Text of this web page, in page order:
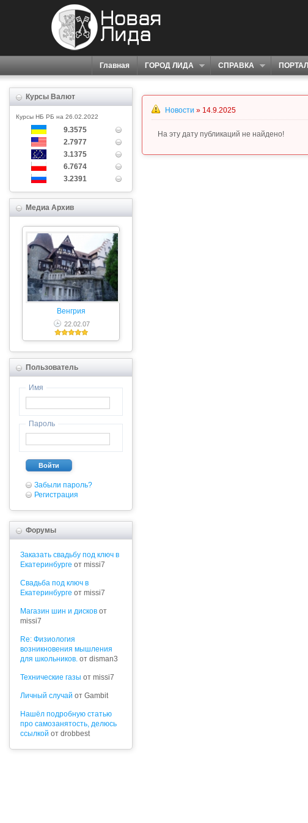
Главная ГОРОД ЛИДА СПРАВКА ПОРТАЛ
Курсы Валют
Курсы НБ РБ на 26.02.2022
9.3575
2.7977
3.1375
6.7674
3.2391
Медиа Архив
Венгрия
22.02.07
Пользователь
Имя
Пароль
Войти
Забыли пароль?
Регистрация
Форумы
Заказать свадьбу под ключ в
Екатеринбурге от missi7
Cвадьба под ключ в
Екатеринбурге от missi7
Магазин шин и дисков от
missi7
Re: Физиология
возникновения мышления
для школьников. от disman3
Технические газы от missi7
Личный случай от Gambit
Нашёл подробную статью
про самозанятость, делюсь
ссылкой от drobbest
Новости » 14.9.2025
На эту дату публикаций не найдено!